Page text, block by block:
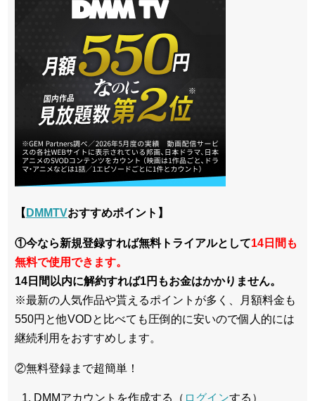
【 DMMTVおすすめポイント】
①今なら新規登録すれば無料トライアルとして14日間も
無料で使用できます。
14日間以内に解約すれば1円もお金はかかりません。
※最新の人気作品や貰えるポイントが多く、月額料金も
550円と他VODと比べても圧倒的に安いので個人的には
継続利用をおすすめします。
②無料登録まで超簡単！
DMMアカウントを作成する（ ログインする）